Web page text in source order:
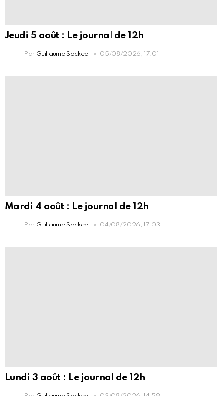
Jeudi 5 août : Le journal de 12h
Par Guillaume Sockeel 05/08/2026, 17:01
Mardi 4 août : Le journal de 12h
Par Guillaume Sockeel 04/08/2026, 17:03
Lundi 3 août : Le journal de 12h